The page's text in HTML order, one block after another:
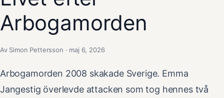
Arbogamorden
Av Simon Pettersson · maj 6, 2026
Arbogamorden 2008 skakade Sverige. Emma
Jangestig överlevde attacken som tog hennes två